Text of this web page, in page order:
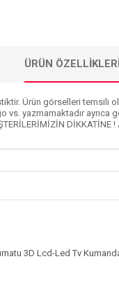
ÜRÜN ÖZELLIKLERI
Ürün görselleri
vs. yazmamaktadır
3D Lcd-Led Tv